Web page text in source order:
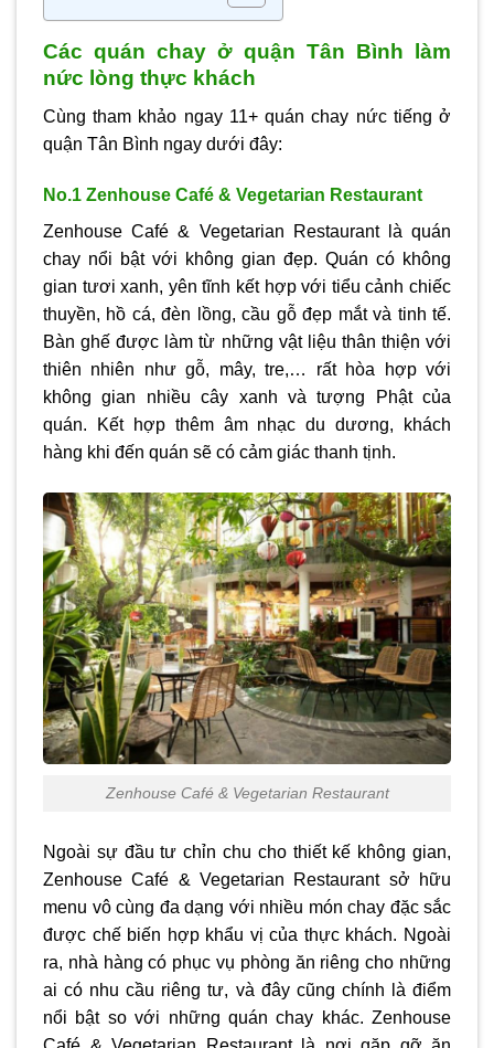
Các quán chay ở quận Tân Bình làm
nức lòng thực khách
Cùng tham khảo ngay 11+ quán chay nức tiếng ở
quận Tân Bình ngay dưới đây:
No.1 Zenhouse Café & Vegetarian Restaurant
Zenhouse Café & Vegetarian Restaurant là quán
chay nổi bật với không gian đẹp. Quán có không
gian tươi xanh, yên tĩnh kết hợp với tiểu cảnh chiếc
thuyền, hồ cá, đèn lồng, cầu gỗ đẹp mắt và tinh tế.
Bàn ghế được làm từ những vật liệu thân thiện với
thiên nhiên như gỗ, mây, tre,… rất hòa hợp với
không gian nhiều cây xanh và tượng Phật của
quán. Kết hợp thêm âm nhạc du dương, khách
hàng khi đến quán sẽ có cảm giác thanh tịnh.
Zenhouse Café & Vegetarian Restaurant
Ngoài sự đầu tư chỉn chu cho thiết kế không gian,
Zenhouse Café & Vegetarian Restaurant sở hữu
menu vô cùng đa dạng với nhiều món chay đặc sắc
được chế biến hợp khẩu vị của thực khách. Ngoài
ra, nhà hàng có phục vụ phòng ăn riêng cho những
ai có nhu cầu riêng tư, và đây cũng chính là điểm
nổi bật so với những quán chay khác. Zenhouse